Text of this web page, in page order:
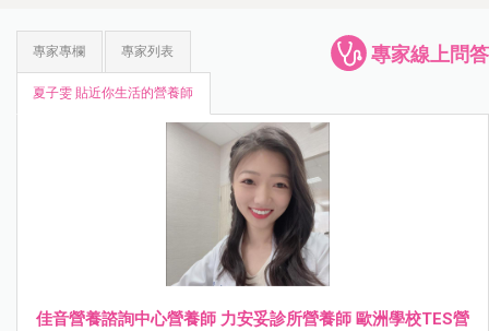
專家線上問答
專家專欄 專家列表
夏子雯 貼近你生活的營養師
佳音營養諮詢中心營養師 力安妥診所營養師 歐洲學校TES營